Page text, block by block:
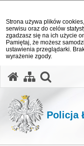
Strona używa plików
serwisu oraz do celów
zgadzasz się na ich użycie
Pamiętaj, że możesz
ustawienia przeglądarki.
wyrażenie zgody.
Policja